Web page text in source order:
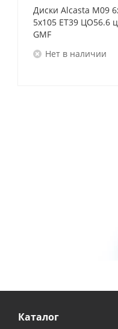
Диски Alcasta M09
5x105 ET39 ЦО56.6
GMF
Нет в наличии
Каталог